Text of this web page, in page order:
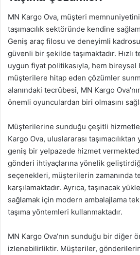
MN Kargo Ova, müşteri
taşımacılık sektöründe kendine
Geniş araç filosu ve deneyimli
güvenli bir şekilde taşımaktadır. Hızlı
uygun fiyat politikasıyla, hem bireysel
müşterilere hitap eden çözümler
alanındaki tecrübesi, MN Kargo
önemli oyunculardan biri olmasını
Müşterilerine sunduğu çeşitli
Kargo Ova, uluslararası taşımacılıktan
geniş bir yelpazede hizmet
gönderi ihtiyaçlarına yönelik
seçenekleri, müşterilerin zamanında
karşılamaktadır. Ayrıca, taşınacak
sağlamak için modern ambalajlama
taşıma yöntemleri kullanmaktadır.
MN Kargo Ova’nın sunduğu bir diğer
izlenebilirliktir. Müşteriler,